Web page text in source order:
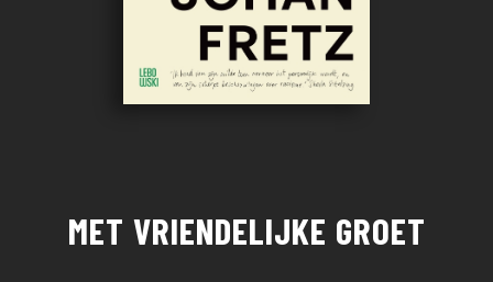
MET VRIENDELIJKE GROET